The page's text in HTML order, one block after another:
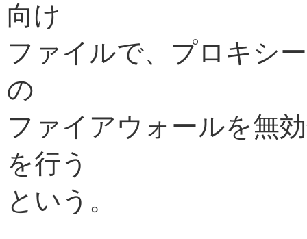
向け
ファイルで、プロキシ
の
ファイアウォールを無
を行う
という。